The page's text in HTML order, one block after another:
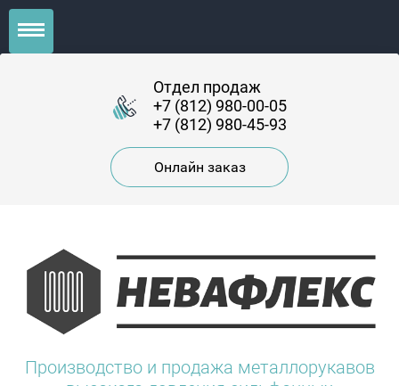
Отдел продаж
+7 (812) 980-00-05
+7 (812) 980-45-93
Онлайн заказ
Производство и продажа металлорукавов